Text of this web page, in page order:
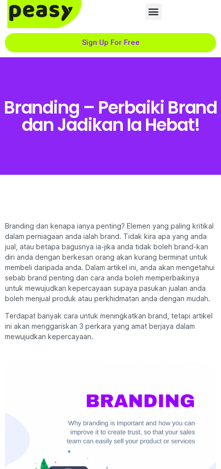
Sign Up For Free
Branding – Perbaiki Brand
dan Jadikan Ia Hebat!
Branding dan kenapa ianya penting? Elemen yang paling kritikal
dalam perniagaan anda ialah brand. Tidak kira apa yang anda
jual, atau betapa bagusnya ia-jika anda tidak boleh brand-kan
diri anda dengan berkesan orang akan kurang berminat untuk
membeli daripada anda. Dalam artikel ini, anda akan mengetahui
sebab brand penting dan cara anda boleh memperbaikinya
untuk mewujudkan kepercayaan supaya pasukan jualan anda
boleh menjual produk atau perkhidmatan anda dengan mudah.
Terdapat banyak cara untuk meningkatkan brand, tetapi artikel
ini akan menggariskan 3 perkara yang amat berjaya dalam
mewujudkan kepercayaan.